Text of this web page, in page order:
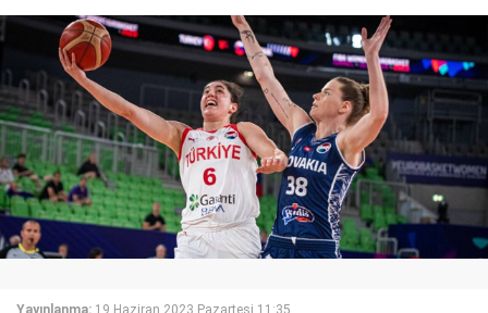
Yayınlanma: 19 Haziran 2023 Pazartesi 11:35